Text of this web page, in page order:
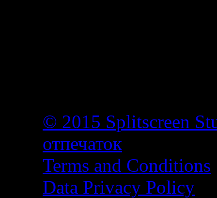
© 2015 Splitscreen
отпечаток
Terms and Conditions
Data Privacy Policy